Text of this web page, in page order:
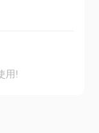
用!